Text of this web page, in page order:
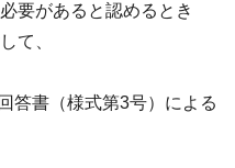
要があると認めるとき
て、
答書（様式第3号）による